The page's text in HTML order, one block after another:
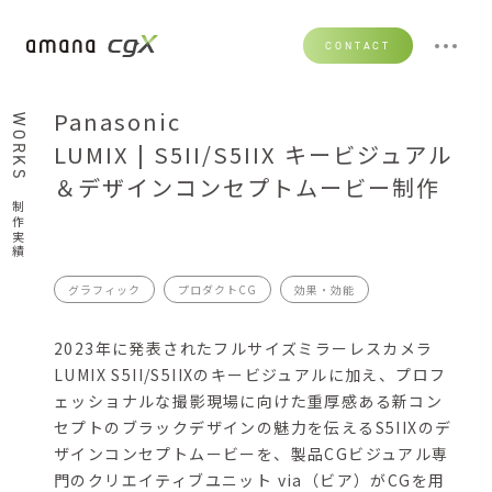
CONTACT
WORKS
制作実績
Panasonic
LUMIX | S5II/S5IIX キービジュアル
＆デザインコンセプトムービー制作
グラフィック プロダクトCG 効果・効能
2023年に発表されたフルサイズミラーレスカメラ
LUMIX S5II/S5IIXのキービジュアルに加え、プロフ
ェッショナルな撮影現場に向けた重厚感ある新コン
セプトのブラックデザインの魅力を伝えるS5IIXのデ
ザインコンセプトムービーを、製品CGビジュアル専
門のクリエイティブユニット via（ビア）がCGを用